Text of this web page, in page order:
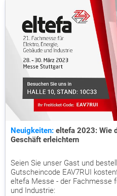
Neuigkeiten: eltefa 2023: Wie
Geschäft erleichtern
Seien Sie unser Gast und
Gutscheincode EAV7RUI
eltefa Messe - der Fachmesse
und Industrie: